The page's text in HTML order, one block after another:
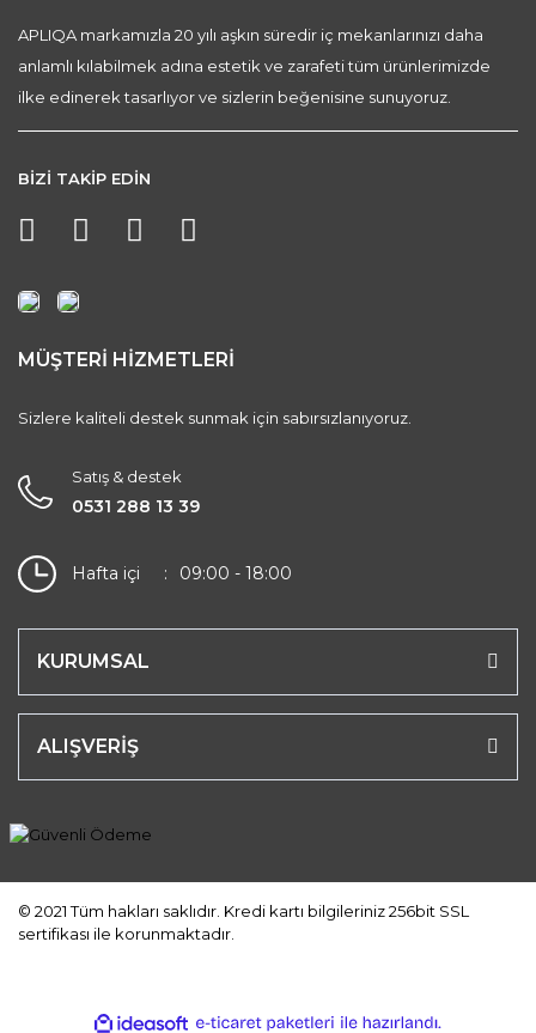
APLIQA markamızla 20 yılı aşkın süredir iç mekanlarınızı daha
anlamlı kılabilmek adına estetik ve zarafeti tüm ürünlerimizde
ilke edinerek tasarlıyor ve sizlerin beğenisine sunuyoruz.
BİZİ TAKİP EDİN
MÜŞTERİ HİZMETLERİ
Sizlere kaliteli destek sunmak için sabırsızlanıyoruz.
Satış & destek
0531 288 13 39
Hafta içi 09:00 - 18:00
KURUMSAL
ALIŞVERİŞ
© 2021 Tüm hakları saklıdır. Kredi kartı bilgileriniz 256bit SSL
sertifikası ile korunmaktadır.
ideasoft e-